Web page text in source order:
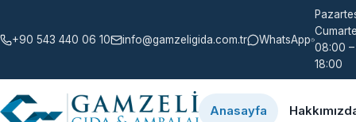
+90 543 440 06 10 info@gamzeligida.com.tr WhatsApp
08:00 –
18:00
Anasayfa